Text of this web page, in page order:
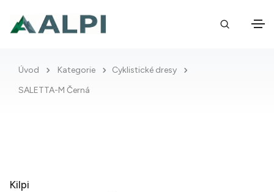
Úvod Kategorie
Cyklistické dresy
SALETTA-M Černá
Kilpi